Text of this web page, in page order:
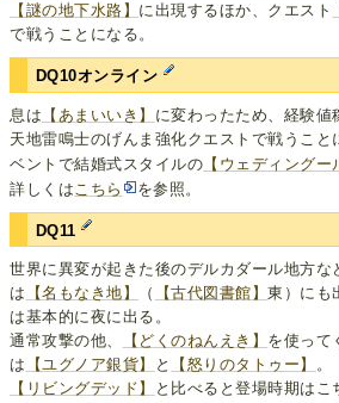
【謎の地下水路】 に出現するほか、クエスト
で戦うことになる。
DQ10オンライン
息は 【あまいいき】 に変わったため、経験値
天地雷鳴士のげんま強化クエストで戦うこと
ベントで結婚式スタイルの 【ウェディングー
詳しくは こちら を参照。
DQ11
世界に異変が起きた後のデルカダール地方な
は
【名もなき地】 （ 【古代図書館】東）にも
は基本的に夜に出る。
通常攻撃の他、
【どくのねんえき】 を使って
は
【ユグノア銀貨】 と 【怒りのタトゥー】 。
【リビングデッド】
と比べると登場時期は